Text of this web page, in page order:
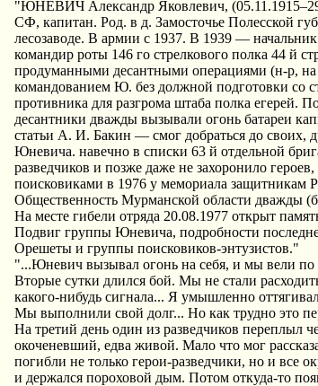
"ЮНЕВИЧ Александр Яковлевич,
СФ, капитан. Род. в д. Замосточье Полесской
лесозаводе. В армии с 1937. В 1939 —
командир роты 146 го стрелкового полка 44 й
продуманными десантными операциями (н-р,
командованием Ю. без должной подготовки со
противника для разгрома штаба полка егерей.
десантники дважды вызывали огонь батареи
статьи А. И. Бакин — смог добраться до
Юневича. навечно в списки 63 й отдельной
разведчиков и позже даже не захоронило
поисковиками в 1976 у мемориала защитникам
Общественность Мурманской области дважды
На месте гибели отряда 20.08.1977 открыт
Подвиг группы Юневича, подробности
Орешеты и группы поисковиков-энтузистов."
"...Юневич вызывал огонь на себя, и мы вели по
Вторые сутки длился бой. Мы не стали
какого-нибудь сигнала... Я умышленно
Мы выполнили свой долг... Но как трудно это
На третий день один из разведчиков переплыл
окоченевший, едва живой. Мало что мог
погибли не только герои-разведчики, но и
и держался пороховой дым. Потом откуда-то